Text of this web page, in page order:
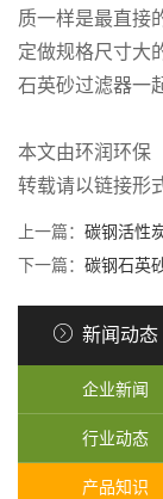
质一样是最直接
定做规格尺寸大
石英砂过滤器一
本文由环润环保
转载请以链接形
上一篇： 碳钢活性
下一篇： 碳钢石英
新闻动态
企业新闻
行业动态
产品知识